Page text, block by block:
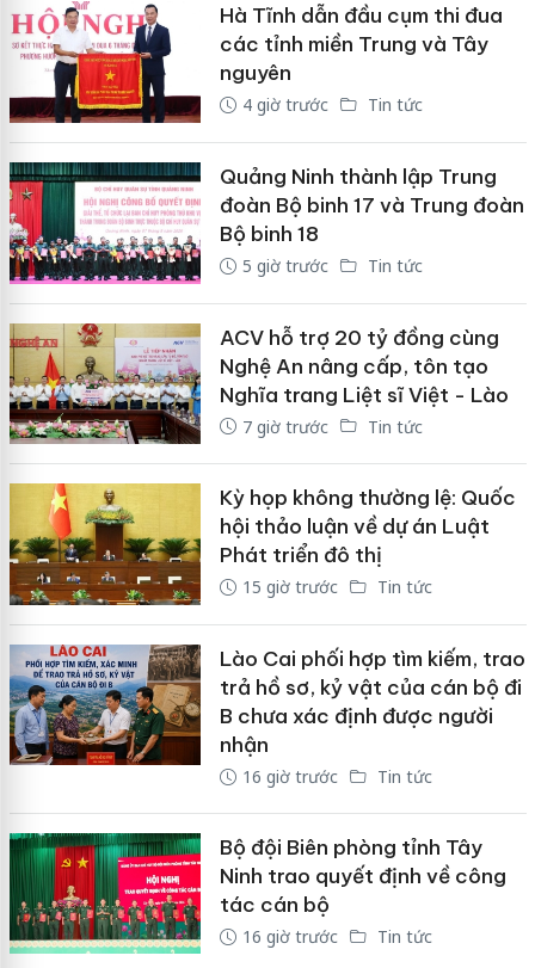
Hà Tĩnh dẫn đầu cụm thi đua
các tỉnh miền Trung và Tây
nguyên
4 giờ trước Tin tức
Quảng Ninh thành lập Trung
đoàn Bộ binh 17 và Trung đoàn
Bộ binh 18
5 giờ trước Tin tức
ACV hỗ trợ 20 tỷ đồng cùng
Nghệ An nâng cấp, tôn tạo
Nghĩa trang Liệt sĩ Việt - Lào
7 giờ trước Tin tức
Kỳ họp không thường lệ: Quốc
hội thảo luận về dự án Luật
Phát triển đô thị
15 giờ trước Tin tức
Lào Cai phối hợp tìm kiếm, trao
trả hồ sơ, kỷ vật của cán bộ đi
B chưa xác định được người
nhận
16 giờ trước Tin tức
Bộ đội Biên phòng tỉnh Tây
Ninh trao quyết định về công
tác cán bộ
16 giờ trước Tin tức